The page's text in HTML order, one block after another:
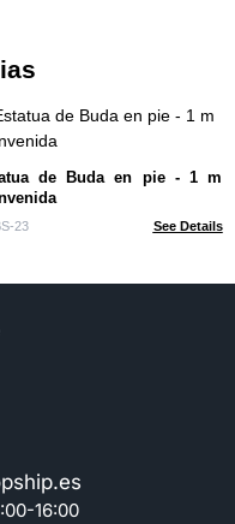
de Buda en pie - 1 m
23 See Details
16:00